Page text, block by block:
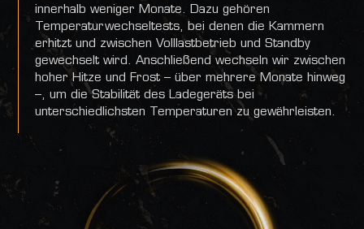
innerhalb weniger Monate. Dazu gehören
Temperaturwechseltests, bei denen die Kammern
erhitzt und zwischen Volllastbetrieb und Standby
gewechselt wird. Anschließend wechseln wir zwischen
hoher Hitze und Frost – über mehrere Monate hinweg
–, um die Stabilität des Ladegeräts bei
unterschiedlichsten Temperaturen zu gewährleisten.